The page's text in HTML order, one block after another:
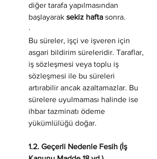
diğer tarafa yapılmasından
başlayarak sekiz hafta sonra.
·
Bu süreler, işçi ve işveren için
asgari bildirim süreleridir. Taraflar,
iş sözleşmesi veya toplu iş
sözleşmesi ile bu süreleri
artırabilir ancak azaltamazlar. Bu
sürelere uyulmaması halinde ise
ihbar tazminatı ödeme
yükümlülüğü doğar.
1.2. Geçerli Nedenle Fesih (İş